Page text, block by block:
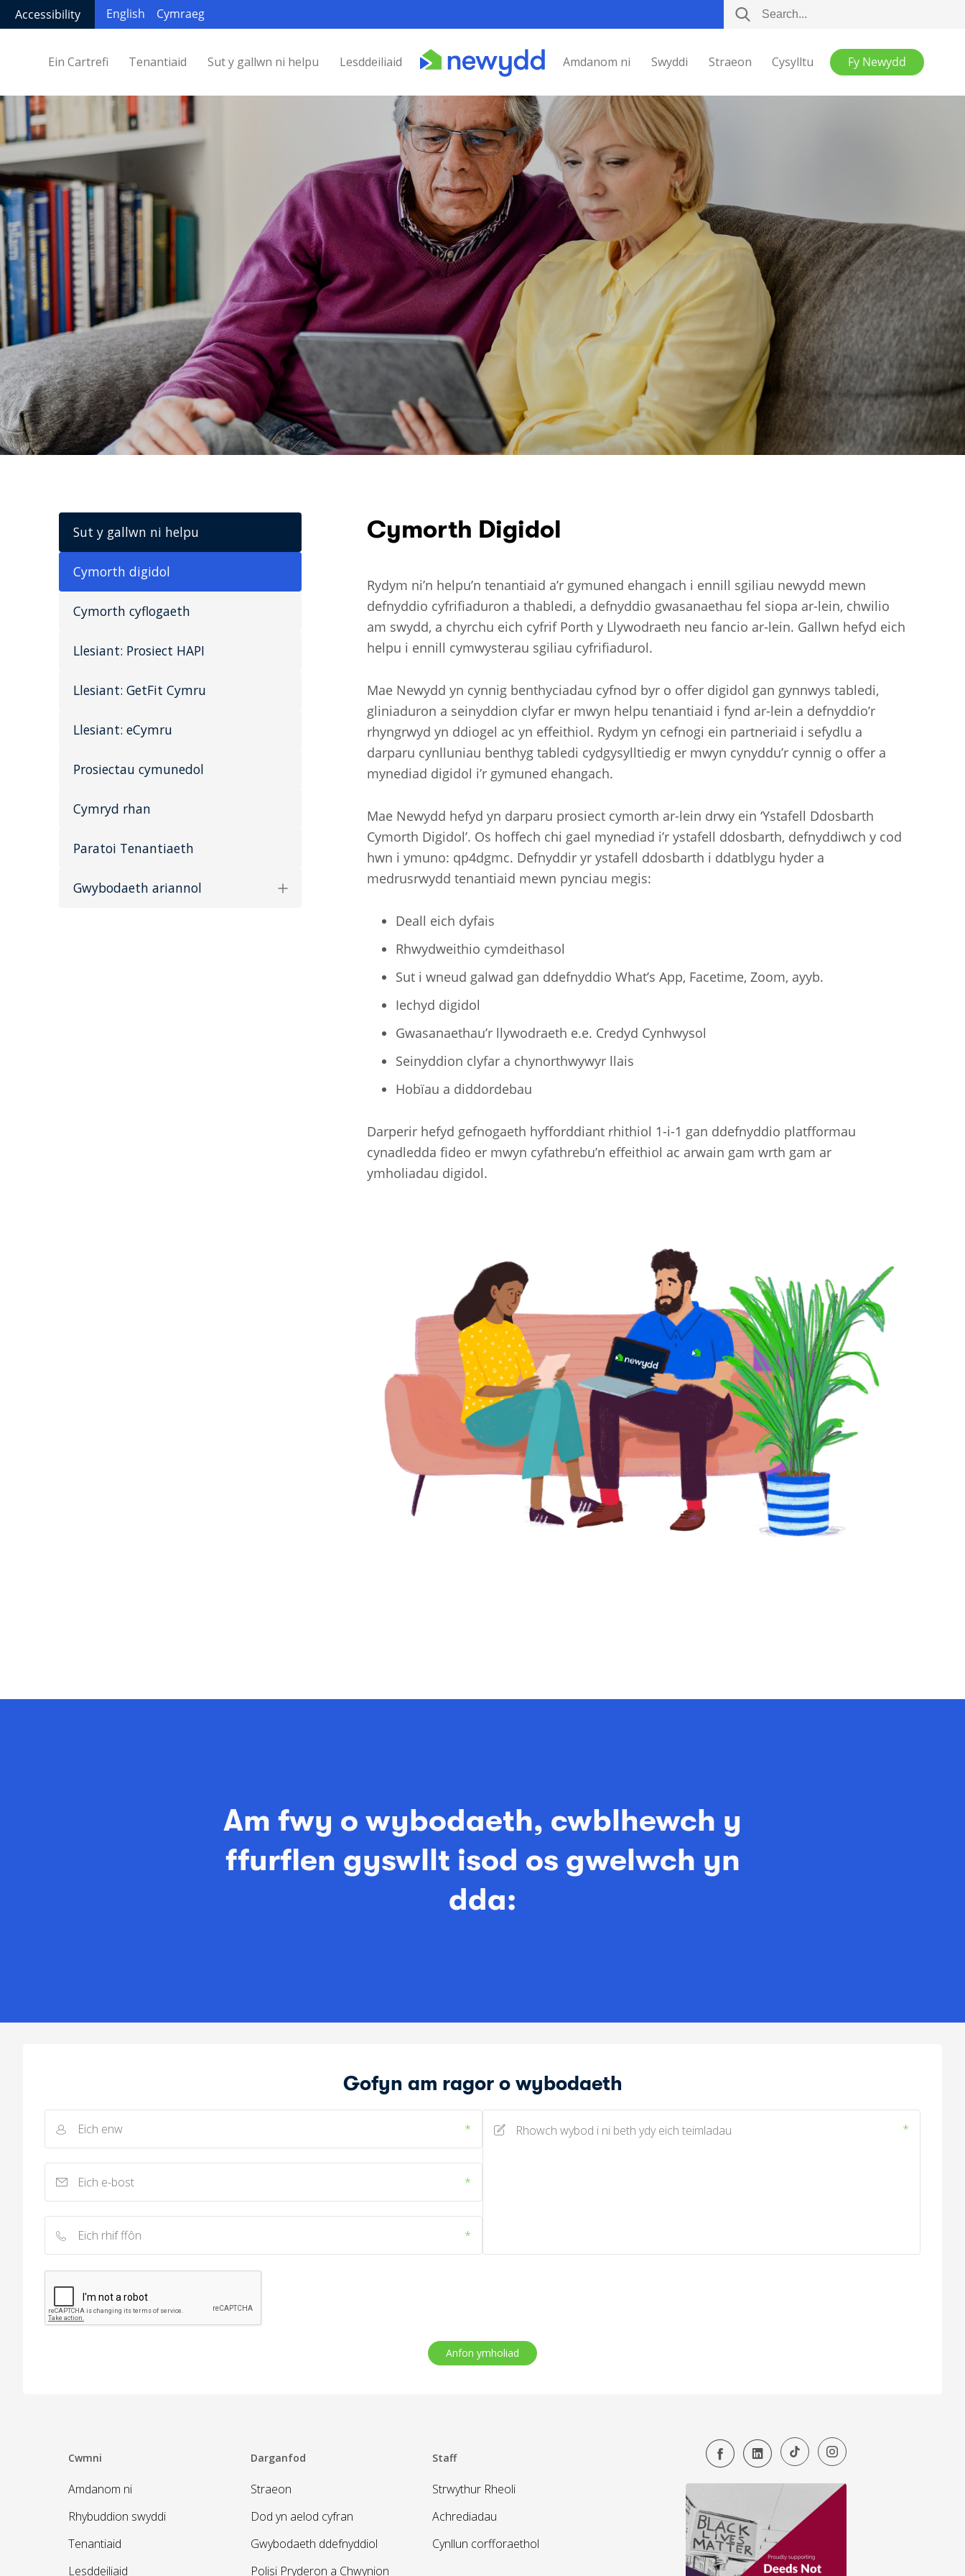
Accessibility English Cymraeg
Ein Cartrefi Tenantiaid Sut y gallwn ni helpu Lesddeiliaid Amdanom ni Swyddi Straeon Cysylltu Fy Newydd
Sut y gallwn ni helpu
Cymorth digidol
Cymorth cyflogaeth
Llesiant: Prosiect HAPI
Llesiant: GetFit Cymru
Llesiant: eCymru
Prosiectau cymunedol
Cymryd rhan
Paratoi Tenantiaeth
Gwybodaeth ariannol
Cymorth Digidol
Rydym ni’n helpu’n tenantiaid a’r gymuned ehangach i ennill sgiliau newydd mewn
defnyddio cyfrifiaduron a thabledi, a defnyddio gwasanaethau fel siopa ar-lein, chwilio
am swydd, a chyrchu eich cyfrif Porth y Llywodraeth neu fancio ar-lein. Gallwn hefyd eich
helpu i ennill cymwysterau sgiliau cyfrifiadurol.
Mae Newydd yn cynnig benthyciadau cyfnod byr o offer digidol gan gynnwys tabledi,
gliniaduron a seinyddion clyfar er mwyn helpu tenantiaid i fynd ar-lein a defnyddio’r
rhyngrwyd yn ddiogel ac yn effeithiol. Rydym yn cefnogi ein partneriaid i sefydlu a
darparu cynlluniau benthyg tabledi cydgysylltiedig er mwyn cynyddu’r cynnig o offer a
mynediad digidol i’r gymuned ehangach.
Mae Newydd hefyd yn darparu prosiect cymorth ar-lein drwy ein ‘Ystafell Ddosbarth
Cymorth Digidol’. Os hoffech chi gael mynediad i’r ystafell ddosbarth, defnyddiwch y cod
hwn i ymuno: qp4dgmc. Defnyddir yr ystafell ddosbarth i ddatblygu hyder a
medrusrwydd tenantiaid mewn pynciau megis:
Deall eich dyfais
Rhwydweithio cymdeithasol
Sut i wneud galwad gan ddefnyddio What’s App, Facetime, Zoom, ayyb.
Iechyd digidol
Gwasanaethau’r llywodraeth e.e. Credyd Cynhwysol
Seinyddion clyfar a chynorthwywyr llais
Hobïau a diddordebau
Darperir hefyd gefnogaeth hyfforddiant rhithiol 1-i-1 gan ddefnyddio platfformau
cynadledda fideo er mwyn cyfathrebu’n effeithiol ac arwain gam wrth gam ar
ymholiadau digidol.
Am fwy o wybodaeth, cwblhewch y
ffurflen gyswllt isod os gwelwch yn
dda:
Gofyn am ragor o wybodaeth
Anfon ymholiad
Cwmni
Amdanom ni
Rhybuddion swyddi
Tenantiaid
Lesddeiliaid
Darganfod
Straeon
Dod yn aelod cyfran
Gwybodaeth ddefnyddiol
Polisi Pryderon a Chwynion
Staff
Strwythur Rheoli
Achrediadau
Cynllun corfforaethol